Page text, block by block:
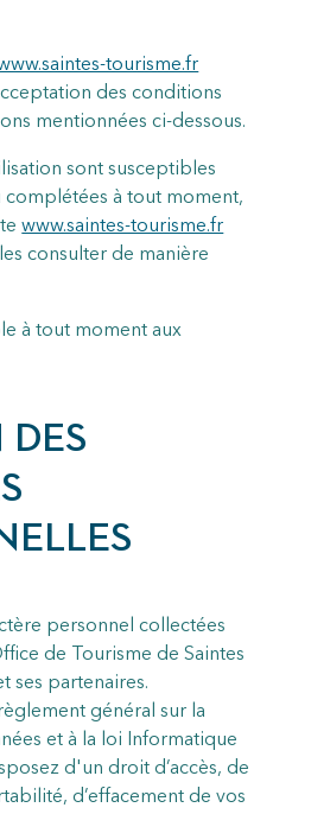
tourisme.fr
des conditions
mentionnées ci-dessous.
sont susceptibles
complétées à tout moment,
www.saintes-tourisme.fr
consulter de manière
à tout moment aux
DES
personnel collectées
de Tourisme de Saintes
ses partenaires.
général sur la
et à la loi Informatique
d'un droit d’accès, de
d’effacement de vos